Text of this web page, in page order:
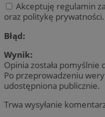
Akceptuję regulamin
oraz politykę prywatności.
Błąd:
Wynik:
Opinia została pomyślnie
Po przeprowadzeniu
udostępniona publicznie.
Trwa wysyłanie